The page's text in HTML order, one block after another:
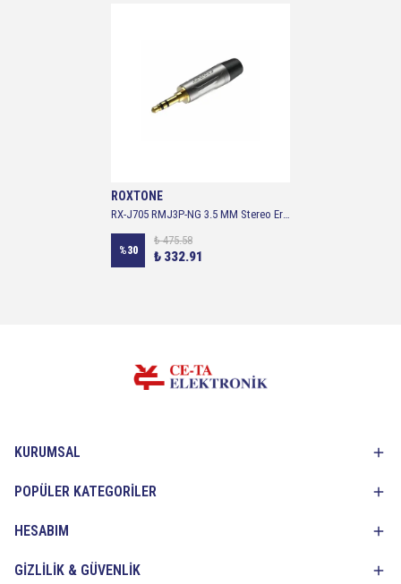
ROXTONE
RX-J705 RMJ3P-NG 3.5 MM Stereo Erkek Jack
%30
₺ 475.58
₺ 332.91
KURUMSAL
POPÜLER KATEGORİLER
HESABIM
GİZLİLİK & GÜVENLİK